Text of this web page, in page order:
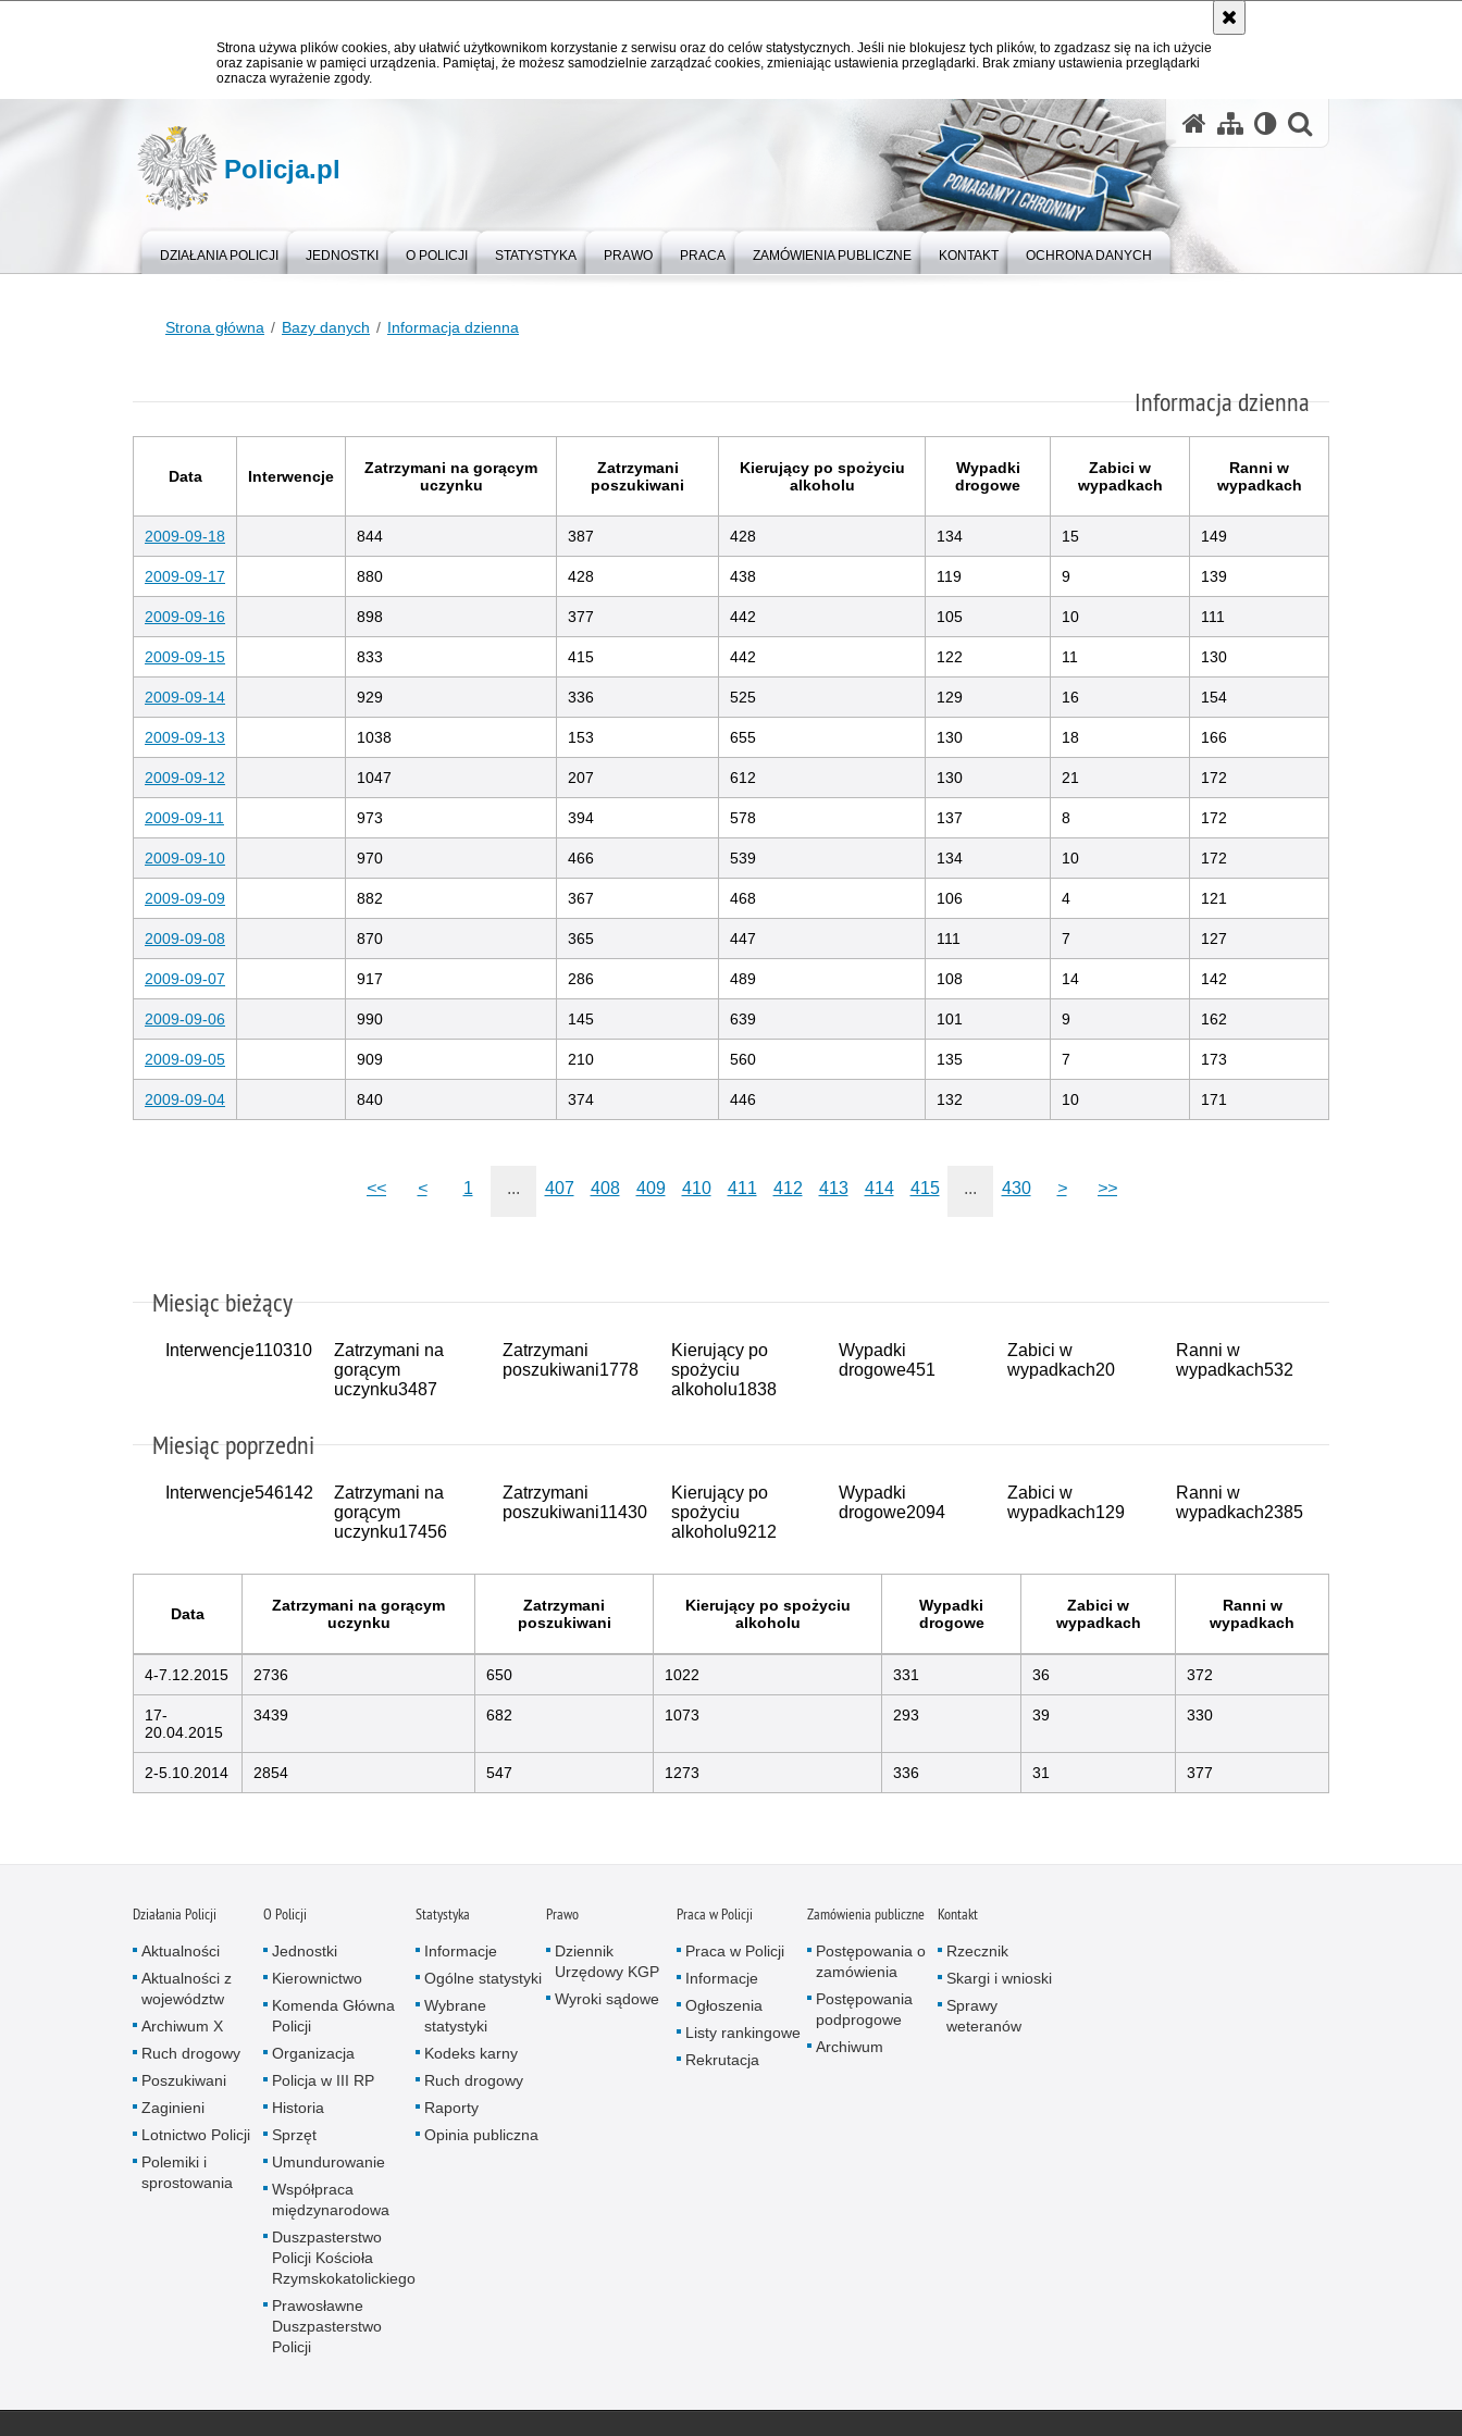
Strona używa plików cookies, aby ułatwić użytkownikom korzystanie z serwisu oraz do celów statystycznych. Jeśli nie blokujesz tych plików, to zgadzasz się na ich użycie
oraz zapisanie w pamięci urządzenia. Pamiętaj, że możesz samodzielnie zarządzać cookies, zmieniając ustawienia przeglądarki. Brak zmiany ustawienia przeglądarki
oznacza wyrażenie zgody.
Policja.pl
DZIAŁANIA POLICJI JEDNOSTKI O POLICJI STATYSTYKA PRAWO PRACA ZAMÓWIENIA PUBLICZNE KONTAKT OCHRONA DANYCH
Strona główna Bazy danych Informacja dzienna
Informacja dzienna
Data Interwencje
Zatrzymani na gorącym
uczynku
Zatrzymani
poszukiwani
Kierujący po spożyciu
alkoholu
Wypadki
drogowe
Zabici w
wypadkach
Ranni w
wypadkach
2009-09-18 844 387 428 134 15 149
2009-09-17 880 428 438 119 9 139
2009-09-16 898 377 442 105 10 111
2009-09-15 833 415 442 122 11 130
2009-09-14 929 336 525 129 16 154
2009-09-13 1038 153 655 130 18 166
2009-09-12 1047 207 612 130 21 172
2009-09-11 973 394 578 137 8 172
2009-09-10 970 466 539 134 10 172
2009-09-09 882 367 468 106 4 121
2009-09-08 870 365 447 111 7 127
2009-09-07 917 286 489 108 14 142
2009-09-06 990 145 639 101 9 162
2009-09-05 909 210 560 135 7 173
2009-09-04 840 374 446 132 10 171
<< < 1 ... 407 408 409 410 411 412 413 414 415 ... 430 > >>
Miesiąc bieżący
Interwencje110310
Zatrzymani na
gorącym
uczynku3487
Zatrzymani
poszukiwani1778
Kierujący po
spożyciu
alkoholu1838
Wypadki
drogowe451
Zabici w
wypadkach20
Ranni w
wypadkach532
Miesiąc poprzedni
Interwencje546142
Zatrzymani na
gorącym
uczynku17456
Zatrzymani
poszukiwani11430
Kierujący po
spożyciu
alkoholu9212
Wypadki
drogowe2094
Zabici w
wypadkach129
Ranni w
wypadkach2385
Data
Zatrzymani na gorącym
uczynku
Zatrzymani
poszukiwani
Kierujący po spożyciu
alkoholu
Wypadki
drogowe
Zabici w
wypadkach
Ranni w
wypadkach
4-7.12.2015 2736 650 1022 331 36 372
17-
20.04.2015
3439 682 1073 293 39 330
2-5.10.2014 2854 547 1273 336 31 377
Działania Policji
Aktualności
Aktualności z
województw
Archiwum X
Ruch drogowy
Poszukiwani
Zaginieni
Lotnictwo Policji
Polemiki i
sprostowania
O Policji
Jednostki
Kierownictwo
Komenda Główna
Policji
Organizacja
Policja w III RP
Historia
Sprzęt
Umundurowanie
Współpraca
międzynarodowa
Duszpasterstwo
Policji Kościoła
Rzymskokatolickiego
Prawosławne
Duszpasterstwo
Policji
Statystyka
Informacje
Ogólne statystyki
Wybrane
statystyki
Kodeks karny
Ruch drogowy
Raporty
Opinia publiczna
Prawo
Dziennik
Urzędowy KGP
Wyroki sądowe
Praca w Policji
Praca w Policji
Informacje
Ogłoszenia
Listy rankingowe
Rekrutacja
Zamówienia publiczne
Postępowania o
zamówienia
Postępowania
podprogowe
Archiwum
Kontakt
Rzecznik
Skargi i wnioski
Sprawy
weteranów